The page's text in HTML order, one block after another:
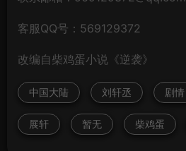
客服QQ号：569129372
改编自柴鸡蛋小说《逆袭》
中国大陆 刘轩丞 剧情
展轩 暂无 柴鸡蛋